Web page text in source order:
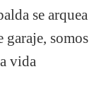
se arquea
garaje, somos
vida